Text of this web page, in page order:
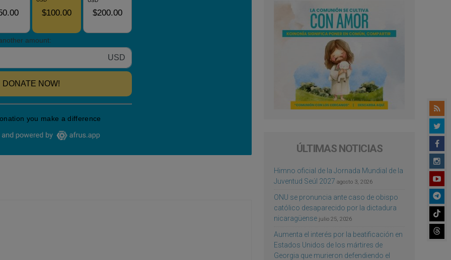
ÚLTIMAS NOTICIAS
Himno oficial de la Jornada Mundial de la
Juventud Seúl 2027 agosto 3, 2026
ONU se pronuncia ante caso de obispo
católico desaparecido por la dictadura
nicaragüense julio 25, 2026
Aumenta el interés por la beatificación en
Estados Unidos de los mártires de
Georgia que murieron defendiendo el